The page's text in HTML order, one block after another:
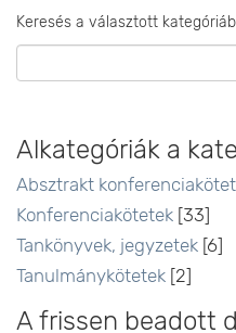
Keresés a választott
Alkategóriák a
Absztrakt
Konferenciakötetek [33]
Tankönyvek, jegyzetek [6]
Tanulmánykötetek [2]
A frissen beadott